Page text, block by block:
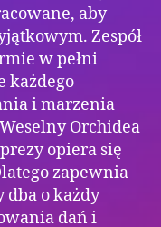
aby
Zespół
w pełni
każdego
i marzenia
Orchidea
opiera się
zapewnia
dba o każdy
dań i